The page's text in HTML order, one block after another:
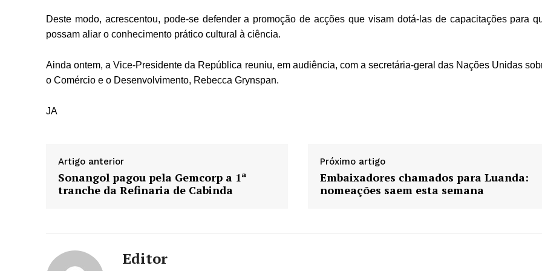
Deste modo, acrescentou, pode-se defender a promoção de acções que visam dotá-las de capacitações para
possam aliar o conhecimento prático cultural à ciência.
Ainda ontem, a Vice-Presidente da República reuniu, em audiência, com a secretária-geral das Nações Unidas
o Comércio e o Desenvolvimento, Rebecca Grynspan.
JA
Artigo anterior
Sonangol pagou pela Gemcorp a 1ª
tranche da Refinaria de Cabinda
Próximo artigo
Embaixadores chamados para Luanda:
nomeações saem esta semana
Editor